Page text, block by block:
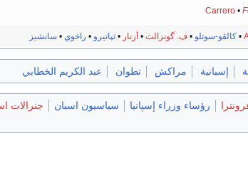
Carrero•
•كالڤو-سوتلو •ف. گونزالث •أزنار •ثپاتيرو • راخوي • سانشيز
إسبانية مراكش تطوان عبد الكريم الخطابي
رؤساء وزراء إسپانيا سياسيون اسبان جنرالات